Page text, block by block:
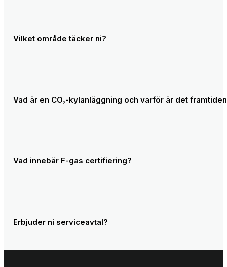
Vilket område täcker ni?
Vad är en CO₂-kylanläggning och varför är det
Vad innebär F-gas certifiering?
Erbjuder ni serviceavtal?